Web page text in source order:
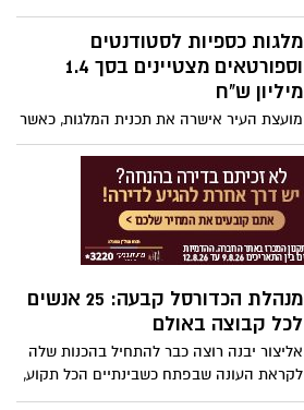
ברקוביץ' יחזק את הסגל: "שמח להצטרף".
סגלוביץ': "מאמץ גדול של ההנהלה"
מלגות כספיות לסטודנטים
וספורטאים מצטיינים בסך 1.4
מיליון ש"ח
מועצת העיר אישרה את תכנית המלגות, כאשר
138 סטודנטים יקבלו מלגה בסך של
10,000ש"ח, כאשר 15 נוספים יזכו במלגה של
4,000ש"ח
מנהלת הכדורסל קבעה: 25 אנשים
לכל קבוצה באולם
אליצור יבנה רוצה כבר להתחיל בהכנות שלה
לקראת העונה שבפתח כשבינתיים הכל תקוע,
אך מנהלת הליגות בכדורסל כבר דאגה